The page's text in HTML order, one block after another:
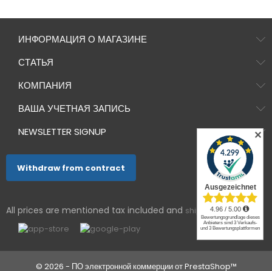
ИНФОРМАЦИЯ О МАГАЗИНЕ
СТАТЬЯ
КОМПАНИЯ
ВАША УЧЕТНАЯ ЗАПИСЬ
NEWSLETTER SIGNUP
Withdraw from contract
All prices are mentioned tax included and shipping excluded
© 2026 - ПО электронной коммерции от PrestaShop™
✕